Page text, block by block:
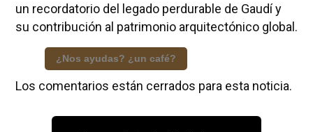
un recordatorio del legado perdurable de Gaudí y
su contribución al patrimonio arquitectónico global.
¿Nos ayudas? ¿un café?
Los comentarios están cerrados para esta noticia.